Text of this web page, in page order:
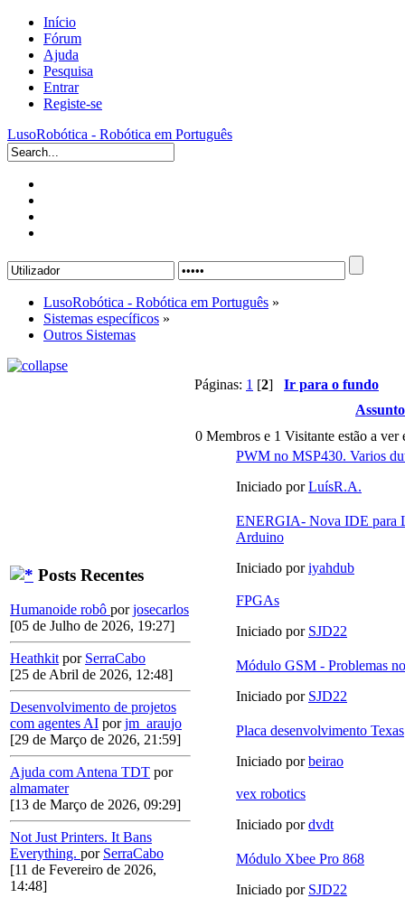
Início
Fórum
Ajuda
Pesquisa
Entrar
Registe-se
LusoRobótica - Robótica em Português
LusoRobótica - Robótica em Português »
Sistemas específicos »
Outros Sistemas
Posts Recentes
Humanoide robô porjosecarlos
[05 de Julho de 2026, 19:27]
Heathkit por SerraCabo
[25 de Abril de 2026, 12:48]
Desenvolvimento de projetos
com agentes AI porjm_araujo
[29 de Março de 2026, 21:59]
Ajuda com Antena TDT por
almamater
[13 de Março de 2026, 09:29]
Not Just Printers. It Bans
Everything. por SerraCabo
[11 de Fevereiro de 2026,
14:48]
Páginas: 1 [2] Ir para o fundo
Assunto
0 Membros e 1 Visitante estão a ver
PWM no MSP430. Varios
Iniciado porLuísR.A.
ENERGIA- Nova IDE para
Arduino
Iniciado poriyahdub
FPGAs
Iniciado por SJD22
Módulo GSM - Problemas
Iniciado por SJD22
Placa desenvolvimento Texas
Iniciado porbeirao
vex robotics
Iniciado pordvdt
Módulo Xbee Pro 868
Iniciado por SJD22